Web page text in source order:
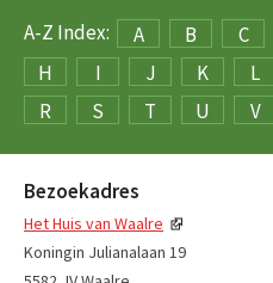
A-Z Index: A B C
H
I J K L
R
S T U V
Bezoekadres
Het Huis van Waalre
Koningin Julianalaan 19